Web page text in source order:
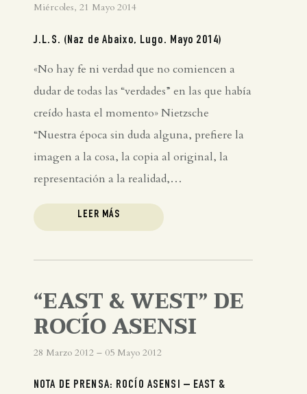
Miércoles, 21 Mayo 2014
J.L.S. (Naz de Abaixo, Lugo. Mayo 2014)
«No hay fe ni verdad que no comiencen a
dudar de todas las “verdades” en las que había
creído hasta el momento» Nietzsche
“Nuestra época sin duda alguna, prefiere la
imagen a la cosa, la copia al original, la
representación a la realidad,…
LEER MÁS
“EAST & WEST” DE
ROCÍO ASENSI
28 Marzo 2012 – 05 Mayo 2012
NOTA DE PRENSA: ROCÍO ASENSI – EAST &